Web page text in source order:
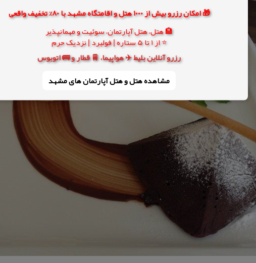
🎁 امکان رزرو بیش از 1000 هتل و اقامتگاه مشهد با 80% تخفیف واقعی
🏨 هتل، هتل آپارتمان، سوئیت و مهمانپذیر
⭐ از 1 تا 5 ستاره | فولبرد | نزدیک حرم
رزرو آنلاین بلیط ✈️ هواپیما، 🚆 قطار و 🚌 اتوبوس
مشاهده هتل و هتل‌ آپارتمان های مشهد